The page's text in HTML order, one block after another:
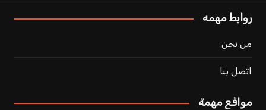
روابط مهمه
من نحن
اتصل بنا
مواقع مهمة